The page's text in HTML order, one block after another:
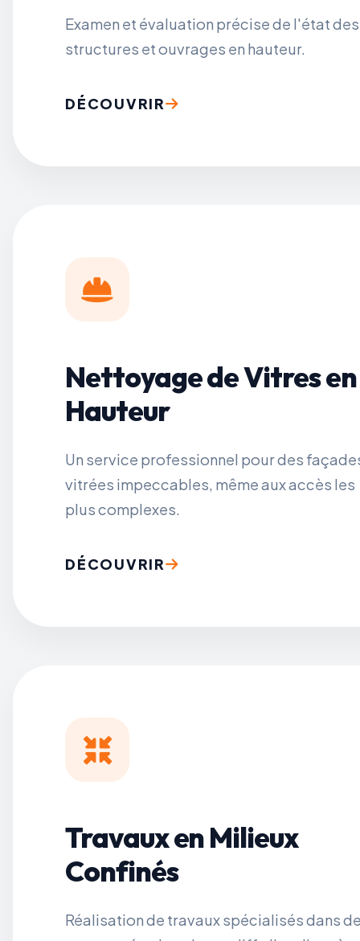
Examen et évaluation précise de l'état des
structures et ouvrages en hauteur.
DÉCOUVRIR
Nettoyage de Vitres en
Hauteur
Un service professionnel pour des
vitrées impeccables, même aux accès les
plus complexes.
DÉCOUVRIR
Travaux en Milieux
Confinés
Réalisation de travaux spécialisés dans